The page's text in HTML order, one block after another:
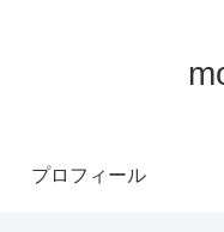
プロフィール